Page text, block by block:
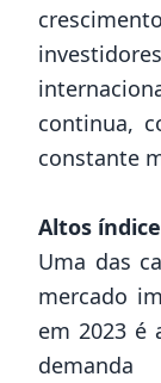
continua,
constante
Altos
Uma das
mercado
em 2023 é